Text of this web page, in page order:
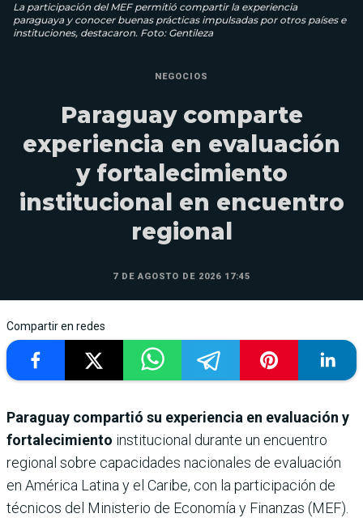
La participación del MEF permitió compartir la experiencia
paraguaya y conocer buenas prácticas impulsadas por otros países e
instituciones, destacaron. Foto: Gentileza
NEGOCIOS
Paraguay comparte
experiencia en evaluación
y fortalecimiento
institucional en encuentro
regional
7 DE AGOSTO DE 2026 17:45
Compartir en redes
Paraguay compartió su experiencia en evaluación y
fortalecimiento institucional durante un encuentro
regional sobre capacidades nacionales de evaluación
en América Latina y el Caribe, con la participación de
técnicos del Ministerio de Economía y Finanzas (MEF).